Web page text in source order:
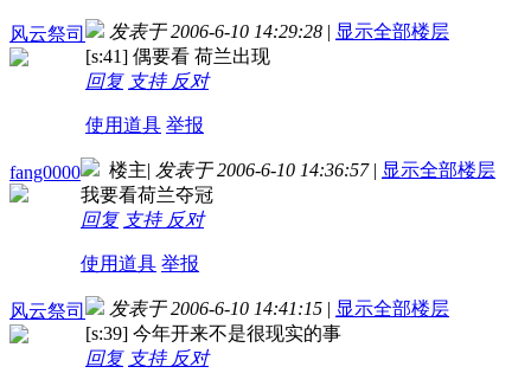
风云祭司 发表于 2006-6-10 14:29:28 | 显示全部楼层
[s:41] 偶要看 荷兰出现
回复 支持 反对
使用道具 举报
fang0000 楼主| 发表于 2006-6-10 14:36:57 | 显示全部楼层
我要看荷兰夺冠
回复 支持 反对
使用道具 举报
风云祭司 发表于 2006-6-10 14:41:15 | 显示全部楼层
[s:39] 今年开来不是很现实的事
回复 支持 反对